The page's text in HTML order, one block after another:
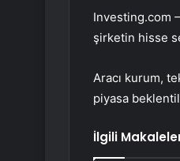
Investing.com
şirketin hisse
Aracı kurum,
piyasa
İlgili